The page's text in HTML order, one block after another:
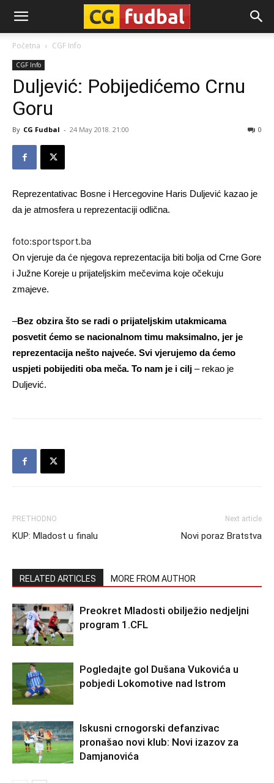
CG-
Fudbal
Početna CGF Info
CGF Info
Duljević: Pobijedićemo Crnu
Goru
By CG Fudbal - 24 May 2018. 21:00 0
Reprezentativac Bosne i Hercegovine Haris Duljević kazao je
da je atmosfera u reprezentaciji odlična.
foto:sportsport.ba
On vjeruje da će njegova reprezentacija biti bolja od Crne Gore
i Južne Koreje u prijateljskim mečevima koje očekuju
zmajeve.
–Bez obzira što se radi o prijateljskim utakmicama
posvetit ćemo se nacionalnom timu maksimalno, jer je
reprezentacija nešto najveće. Svi vjerujemo da ćemo
uspjeti pobijediti oba meča. To nam je i cilj – rekao je
Duljević.
PRETHODNO
KUP: Mladost u finalu
Next article
Novi poraz Bratstva
RELATED ARTICLES MORE FROM AUTHOR
Preokret Mladosti obilježio nedjeljni
program 1.CFL
Pogledajte gol Dušana Vukovića u
pobjedi Lokomotive nad Istrom
Iskusni crnogorski defanzivac
pronašao novi klub: Novi izazov za
Damjanovića